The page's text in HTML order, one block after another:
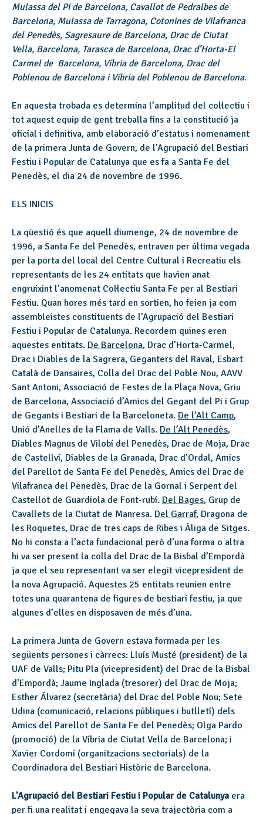
Mulassa del Pi de Barcelona, Cavallot de Pedralbes de
Barcelona, Mulassa de Tarragona, Cotonines de Vilafranca
del Penedès, Sagresaure de Barcelona, Drac de Ciutat
Vella, Barcelona, Tarasca de Barcelona, Drac d’Horta-El
Carmel de Barcelona, Víbria de Barcelona, Drac del
Poblenou de Barcelona i Víbria del Poblenou de Barcelona.
En aquesta trobada es determina l’amplitud del col·lectiu i
tot aquest equip de gent treballa fins a la constitució ja
oficial i definitiva, amb elaboració d’estatus i nomenament
de la primera Junta de Govern, de l’Agrupació del Bestiari
Festiu i Popular de Catalunya que es fa a Santa Fe del
Penedès, el dia 24 de novembre de 1996.
ELS INICIS
La qüestió és que aquell diumenge, 24 de novembre de
1996, a Santa Fe del Penedès, entraven per última vegada
per la porta del local del Centre Cultural i Recreatiu els
representants de les 24 entitats que havien anat
engruixint l’anomenat Col·lectiu Santa Fe per al Bestiari
Festiu. Quan hores més tard en sortien, ho feien ja com
assembleistes constituents de l’Agrupació del Bestiari
Festiu i Popular de Catalunya. Recordem quines eren
aquestes entitats. De Barcelona, Drac d’Horta-Carmel,
Drac i Diables de la Sagrera, Geganters del Raval, Esbart
Català de Dansaires, Colla del Drac del Poble Nou, AAVV
Sant Antoni, Associació de Festes de la Plaça Nova, Griu
de Barcelona, Associació d’Amics del Gegant del Pi i Grup
de Gegants i Bestiari de la Barceloneta. De l’Alt Camp,
Unió d’Anelles de la Flama de Valls. De l’Alt Penedès,
Diables Magnus de Vilobí del Penedès, Drac de Moja, Drac
de Castellví, Diables de la Granada, Drac d’Ordal, Amics
del Parellot de Santa Fe del Penedès, Amics del Drac de
Vilafranca del Penedès, Drac de la Gornal i Serpent del
Castellot de Guardiola de Font-rubí. Del Bages, Grup de
Cavallets de la Ciutat de Manresa. Del Garraf, Dragona de
les Roquetes, Drac de tres caps de Ribes i Àliga de Sitges.
No hi consta a l’acta fundacional però d’una forma o altra
hi va ser present la colla del Drac de la Bisbal d’Empordà
ja que el seu representant va ser elegit vicepresident de
la nova Agrupació. Aquestes 25 entitats reunien entre
totes una quarantena de figures de bestiari festiu, ja que
algunes d’elles en disposaven de més d’una.
La primera Junta de Govern estava formada per les
següents persones i càrrecs: Lluís Musté (president) de la
UAF de Valls; Pitu Pla (vicepresident) del Drac de la Bisbal
d’Empordà; Jaume Inglada (tresorer) del Drac de Moja;
Esther Álvarez (secretària) del Drac del Poble Nou; Sete
Udina (comunicació, relacions públiques i butlletí) dels
Amics del Parellot de Santa Fe del Penedès; Olga Pardo
(promoció) de la Víbria de Ciutat Vella de Barcelona; i
Xavier Cordomí (organitzacions sectorials) de la
Coordinadora del Bestiari Històric de Barcelona.
L’Agrupació del Bestiari Festiu i Popular de Catalunya era
per fi una realitat i engegava la seva trajectòria com a